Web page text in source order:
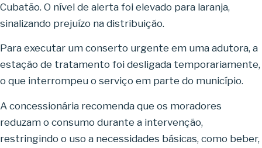
Cubatão. O nível de alerta foi elevado para laranja,
sinalizando prejuízo na distribuição.
Para executar um conserto urgente em uma adutora, a
estação de tratamento foi desligada temporariamente,
o que interrompeu o serviço em parte do município.
A concessionária recomenda que os moradores
reduzam o consumo durante a intervenção,
restringindo o uso a necessidades básicas, como beber,